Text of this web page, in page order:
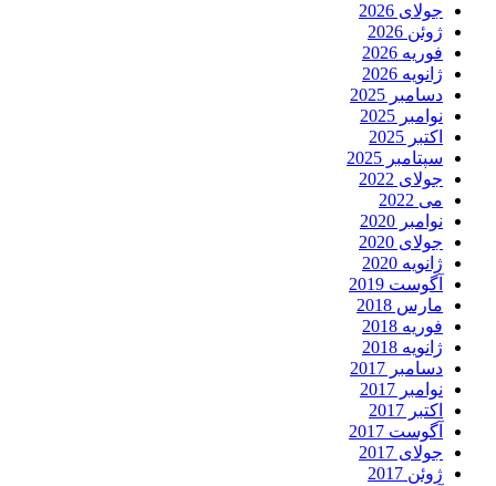
جولای 2026
ژوئن 2026
فوریه 2026
ژانویه 2026
دسامبر 2025
نوامبر 2025
اکتبر 2025
سپتامبر 2025
جولای 2022
می 2022
نوامبر 2020
جولای 2020
ژانویه 2020
آگوست 2019
مارس 2018
فوریه 2018
ژانویه 2018
دسامبر 2017
نوامبر 2017
اکتبر 2017
آگوست 2017
جولای 2017
ژوئن 2017